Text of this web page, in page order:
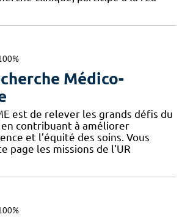
Médico-
est de relever les grands défis du
contribuant à améliorer
et l’équité des soins. Vous
page les missions de l'UR